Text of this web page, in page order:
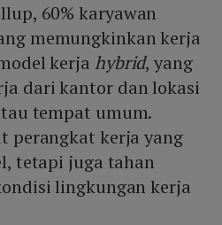
60% karyawan
memungkinkan kerja
kerja hybrid, yang
dari kantor dan lokasi
tempat umum.
perangkat kerja yang
tetapi juga tahan
lingkungan kerja